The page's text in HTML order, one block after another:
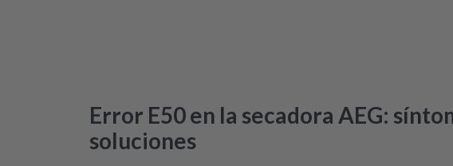
Error E50 en la secadora AEG:
soluciones